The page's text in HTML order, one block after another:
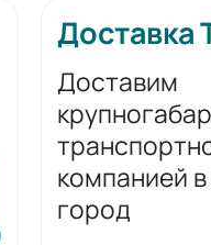
Доставка
Доставим
компанией
город